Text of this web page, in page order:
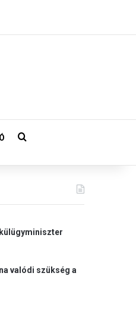
Keresés:
valódi szükség a